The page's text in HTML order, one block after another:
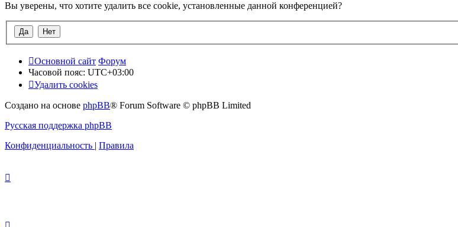
Вы уверены, что хотите удалить все cookie, установленные данной конференцией?
Основной сайт Форум
Часовой пояс: UTC+03:00
Удалить cookies
Создано на основе phpBB® Forum Software © phpBB Limited
Русская поддержка phpBB
Конфиденциальность | Правила